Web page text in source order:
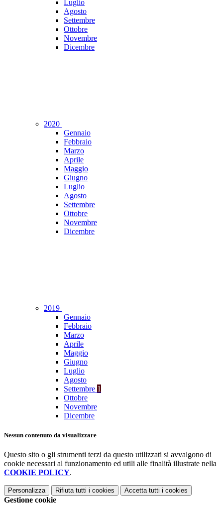
Luglio
Agosto
Settembre
Ottobre
Novembre
Dicembre
2020
Gennaio
Febbraio
Marzo
Aprile
Maggio
Giugno
Luglio
Agosto
Settembre
Ottobre
Novembre
Dicembre
2019
Gennaio
Febbraio
Marzo
Aprile
Maggio
Giugno
Luglio
Agosto
Settembre 1
Ottobre
Novembre
Dicembre
Nessun contenuto da visualizzare
Questo sito o gli strumenti terzi da questo utilizzati si avvalgono di
cookie necessari al funzionamento ed utili alle finalità illustrate nella
COOKIE POLICY.
Personalizza Rifiuta tutti i cookies Accetta tutti i cookies
Gestione cookie